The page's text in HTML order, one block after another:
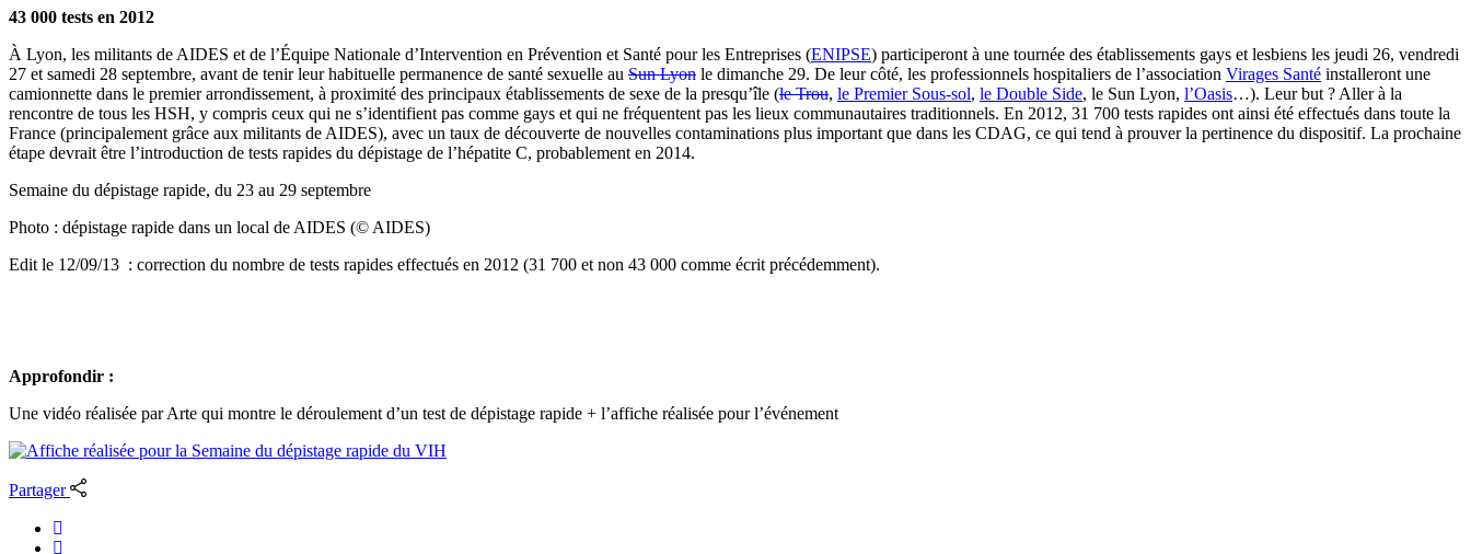
43 000 tests en 2012
À Lyon, les militants de AIDES et de l’Équipe Nationale d’Intervention en Prévention et Santé pour les Entreprises (ENIPSE) participeront à une tournée des établissements gays et lesbiens les jeudi 26, vendredi
27 et samedi 28 septembre, avant de tenir leur habituelle permanence de santé sexuelle au Sun Lyon le dimanche 29. De leur côté, les professionnels hospitaliers de l’association Virages Santé installeront une
camionnette dans le premier arrondissement, à proximité des principaux établissements de sexe de la presqu’île (le Trou, le Premier Sous-sol, le Double Side, le Sun Lyon, l’Oasis…). Leur but ? Aller à la
rencontre de tous les HSH, y compris ceux qui ne s’identifient pas comme gays et qui ne fréquentent pas les lieux communautaires traditionnels. En 2012, 31 700 tests rapides ont ainsi été effectués dans toute la
France (principalement grâce aux militants de AIDES), avec un taux de découverte de nouvelles contaminations plus important que dans les CDAG, ce qui tend à prouver la pertinence du dispositif. La prochaine
étape devrait être l’introduction de tests rapides du dépistage de l’hépatite C, probablement en 2014.
Semaine du dépistage rapide, du 23 au 29 septembre
Photo : dépistage rapide dans un local de AIDES (© AIDES)
Edit le 12/09/13 : correction du nombre de tests rapides effectués en 2012 (31 700 et non 43 000 comme écrit précédemment).
Approfondir :
Une vidéo réalisée par Arte qui montre le déroulement d’un test de dépistage rapide + l’affiche réalisée pour l’événement
Partager